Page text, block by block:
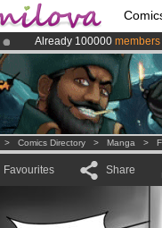
Already 100000 members
Premium membership
AmilovaKickstarter is
> Comics Directory > Manga >
Favourites Share